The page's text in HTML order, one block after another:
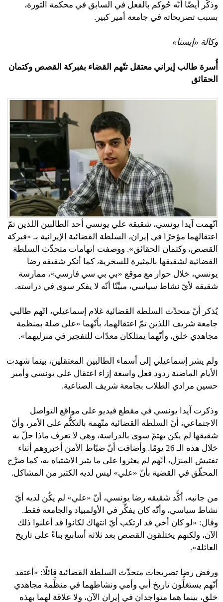
وذكّر أيضًا أنّه حُوكم بالفعل في السابق في محكمة الثورة،
بسبب تصريحاته في جامعة أمير كبير.
وكالة «إيسنا»
أُسرة طالب إيراني معتقل تتّهم القضاء بفبركة القصص وكتمان
الحقائق
اتّهمت آيدا يونسي، شقيقة علي يونسي أحد الطالبين اللذين تمّ
اعتقالهما مؤخرًا في إيران، السلطة القضائية الإيرانية بـ «فبركة
القصص، وكتمان الحقائق». ووصفت اتهامات متحدِّث السلطة
القضائية لشقيقها بالمثيرة للسخرية، كما أنكر شقيقه رضا
يونسي، خلال حوار مع موقع «بي بي سي فارسي»، ممارسة
شقيقه لأيّ نشاط سياسي، مبيِّنًا أنّه لا يفكر سوى في دراسته.
يُذكر أنّ متحدِّث السلطة القضائية غلام إسماعيلي، اتّهم طالبي
جامعة شريف اللذين تمّ اعتقالهما، بأنّهما «على صلة بمنظمة
مجاهدي خلق، وأنّهما يمتلكان معدّات للتفجير في منزليهما».
ولم يشر إسماعيلي إلى أسماء الطالبين المعتقلين، بينما شهدت
الأيام الماضية ردود فعل واسعة إزاء اعتقال علي يونسي وأمير
حسين مرادي الطلاب بجامعة شريف الصناعية.
وذكرت آيدا يونسي في مقطع فيديو على مواقع التواصل
الاجتماعي، أنّ السلطة القضائية متّهمة بالتكتُّم على الأمر، وأنّ
شقيقها لم يكن يهتمّ سوى بالدراسة، وهي لا تعرف ماذا حلّ به
خلال هذه الـ 26 يومًا. وأضافت أنّ ضبّاط الأمن أخبروهم أثناء
تفتيش المنزل، أنّهم لم يعثروا على ما يثير الاشتباه به، كما صرَّح
المحقِّق في القضية بأنّ «علي» ليس لديه الكثير من المشاكل.
من جانبه، أكَّد شقيقه رضا يونسي، أنّ «علي» لم يكُن لديه أيّ
نشاط سياسي، وأنّه كان يفكِّر في الأولمبياد والجامعة فقط.
وقال: «لو كان أخي قد ارتكب أيّ انتهاك لكانوا قد أعلنوا ذلك
الآن، ولكنهم يختلقون القصص بعد ثلاثة أسابيع بناءً على تاريخ
العائلة».
ورفض رضا تصريحات متحدِّث السلطة القضائية قائلًا: «أعتقد
أنّهم يستغلُّون تاريخ أبي وأمي ونشاطهما في منظَّمة مجاهدي
خلق، بينما هما متواجدان في إيران الآن، ولا علاقة لهما بهذه